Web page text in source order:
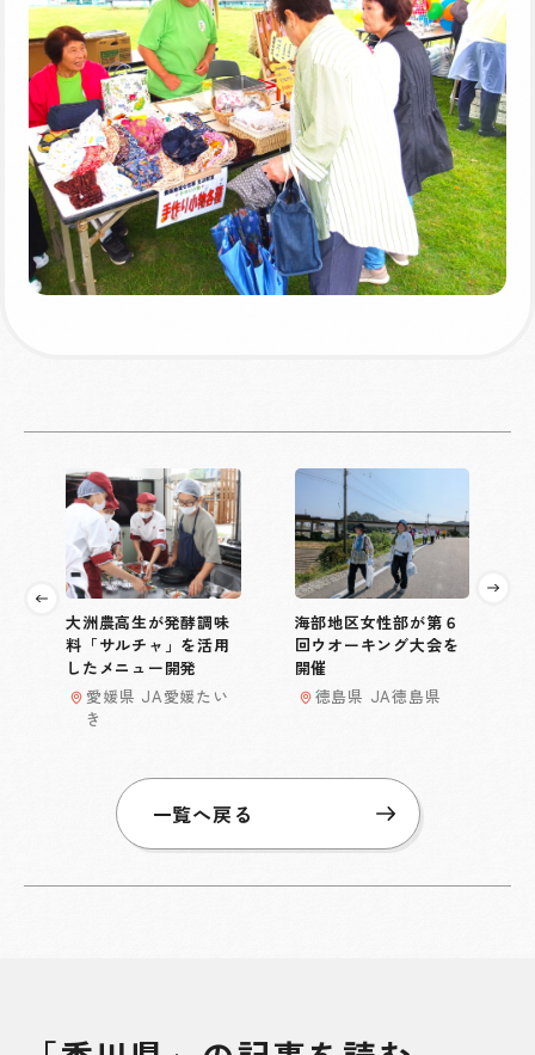
大洲農高生が発酵調味
料「サルチャ」を活用
したメニュー開発
愛媛県 JA愛媛たい
き
海部地区女性部が第６
回ウオーキング大会を
開催
徳島県 JA徳島県
一覧へ戻る